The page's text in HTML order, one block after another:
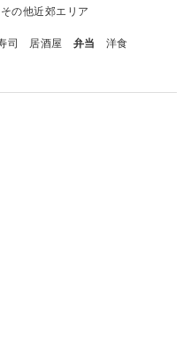
その他近郊エリア
司 居酒屋 弁当
洋食